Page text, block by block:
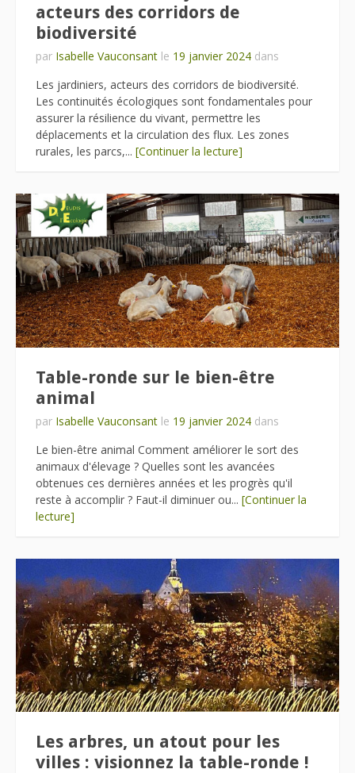
acteurs des corridors de
biodiversité
par Isabelle Vauconsant le 19 janvier 2024 dans
Les jardiniers, acteurs des corridors de biodiversité.
Les continuités écologiques sont fondamentales pour
assurer la résilience du vivant, permettre les
déplacements et la circulation des flux. Les zones
rurales, les parcs,... [Continuer la lecture]
Table-ronde sur le bien-être
animal
par Isabelle Vauconsant le 19 janvier 2024 dans
Le bien-être animal Comment améliorer le sort des
animaux d'élevage ? Quelles sont les avancées
obtenues ces dernières années et les progrès qu'il
reste à accomplir ? Faut-il diminuer ou... [Continuer la
lecture]
Les arbres, un atout pour les
villes : visionnez la table-ronde !